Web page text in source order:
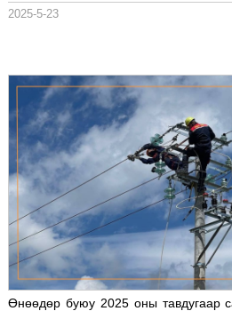
2025-5-23
Өнөөдөр буюу 2025 оны тавдугаар